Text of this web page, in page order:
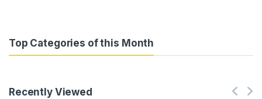
Top Categories of this Month
Recently Viewed